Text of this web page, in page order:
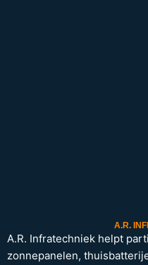
A.R.
A.R. Infratechniek helpt
zonnepanelen,